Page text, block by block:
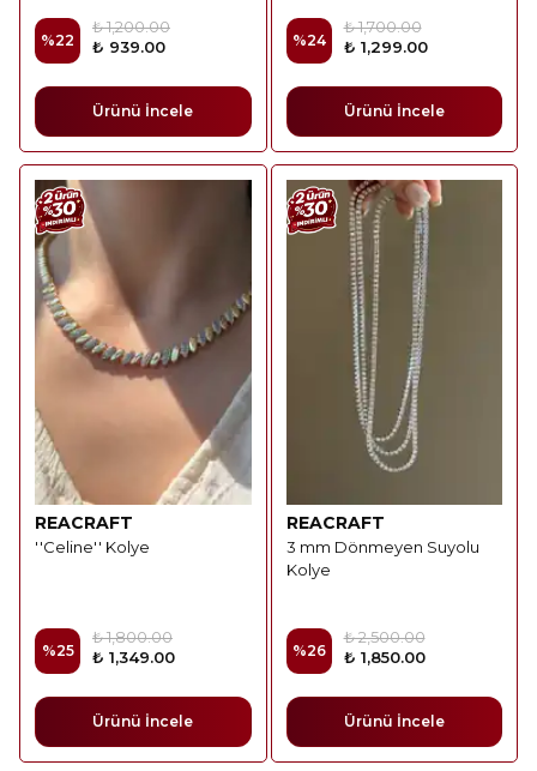
%22
₺ 1,200.00
₺ 939.00
Ürünü İncele
%24
₺ 1,700.00
₺ 1,299.00
Ürünü İncele
REACRAFT
''Celine'' Kolye
%25
₺ 1,800.00
₺ 1,349.00
Ürünü İncele
REACRAFT
3 mm Dönmeyen Suyolu
Kolye
%26
₺ 2,500.00
₺ 1,850.00
Ürünü İncele